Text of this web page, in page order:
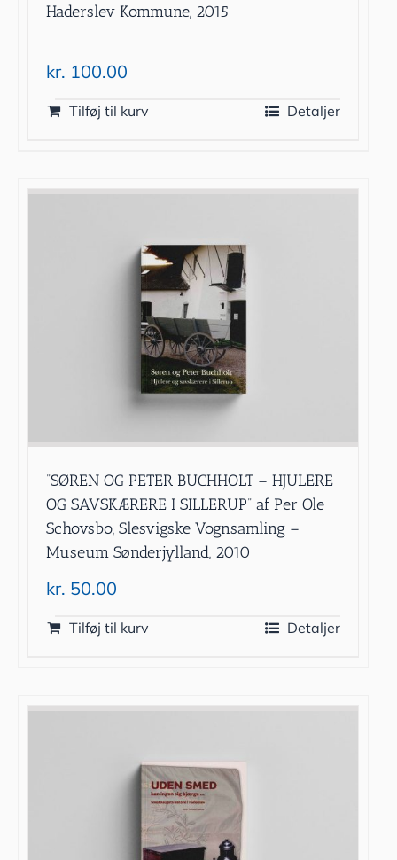
Haderslev Kommune, 2015
kr. 100.00
Tilføj til kurv Detaljer
”SØREN OG PETER BUCHHOLT – HJULERE
OG SAVSKÆRERE I SILLERUP” af Per Ole
Schovsbo, Slesvigske Vognsamling –
Museum Sønderjylland, 2010
kr. 50.00
Tilføj til kurv Detaljer